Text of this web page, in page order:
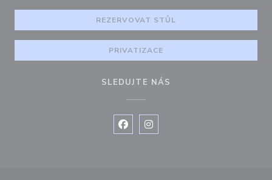
REZERVOVAT STŮL
PRIVATIZACE
SLEDUJTE NÁS
Facebook ((otevře se v novém
Instagram ((otevře se v